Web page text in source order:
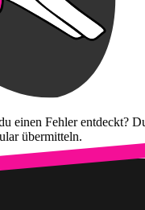
einen Fehler entdeckt?
übermitteln.